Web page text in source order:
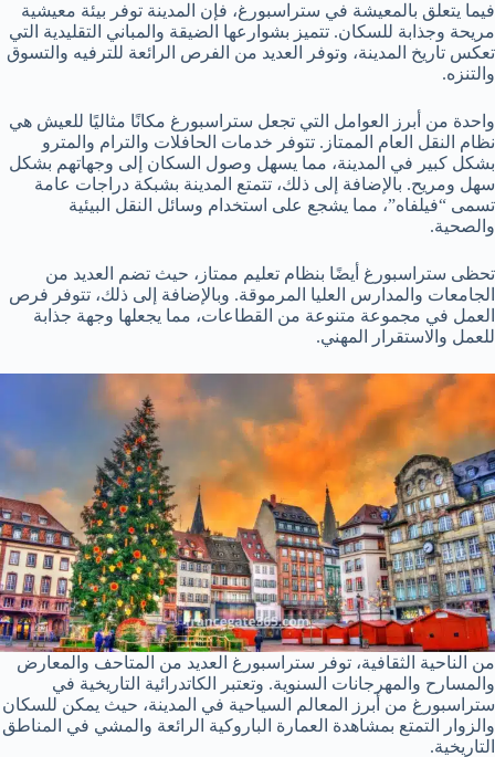
فيما يتعلق بالمعيشة في ستراسبورغ، فإن المدينة توفر بيئة معيشية
مريحة وجذابة للسكان. تتميز بشوارعها الضيقة والمباني التقليدية التي
تعكس تاريخ المدينة، وتوفر العديد من الفرص الرائعة للترفيه والتسوق
والتنزه.
واحدة من أبرز العوامل التي تجعل ستراسبورغ مكانًا مثاليًا للعيش هي
نظام النقل العام الممتاز. تتوفر خدمات الحافلات والترام والمترو
بشكل كبير في المدينة، مما يسهل وصول السكان إلى وجهاتهم بشكل
سهل ومريح. بالإضافة إلى ذلك، تتمتع المدينة بشبكة دراجات عامة
تسمى “فيلفاه”، مما يشجع على استخدام وسائل النقل البيئية
والصحية.
تحظى ستراسبورغ أيضًا بنظام تعليم ممتاز، حيث تضم العديد من
الجامعات والمدارس العليا المرموقة. وبالإضافة إلى ذلك، تتوفر فرص
العمل في مجموعة متنوعة من القطاعات، مما يجعلها وجهة جذابة
للعمل والاستقرار المهني.
من الناحية الثقافية، توفر ستراسبورغ العديد من المتاحف والمعارض
والمسارح والمهرجانات السنوية. وتعتبر الكاتدرائية التاريخية في
ستراسبورغ من أبرز المعالم السياحية في المدينة، حيث يمكن للسكان
والزوار التمتع بمشاهدة العمارة الباروكية الرائعة والمشي في المناطق
التاريخية.